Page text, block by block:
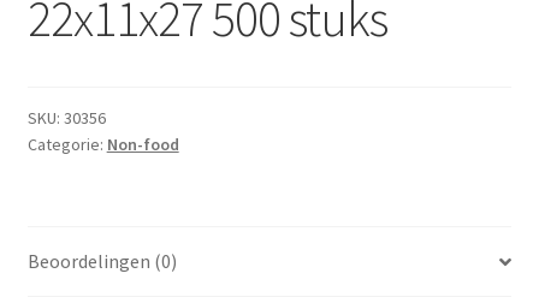
Dranken
Frites
Non-food
22x11x27 500 stuks
SKU: 30356
Categorie: Non-food
Beoordelingen (0)